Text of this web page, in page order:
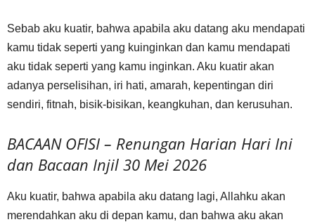
Sebab aku kuatir, bahwa apabila aku datang aku mendapati
kamu tidak seperti yang kuinginkan dan kamu mendapati
aku tidak seperti yang kamu inginkan. Aku kuatir akan
adanya perselisihan, iri hati, amarah, kepentingan diri
sendiri, fitnah, bisik-bisikan, keangkuhan, dan kerusuhan.
BACAAN OFISI – Renungan Harian Hari Ini
dan Bacaan Injil 30 Mei 2026
Aku kuatir, bahwa apabila aku datang lagi, Allahku akan
merendahkan aku di depan kamu, dan bahwa aku akan